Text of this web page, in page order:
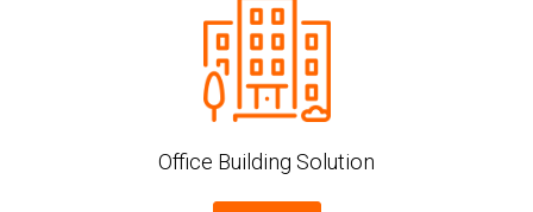
Office Building Solution